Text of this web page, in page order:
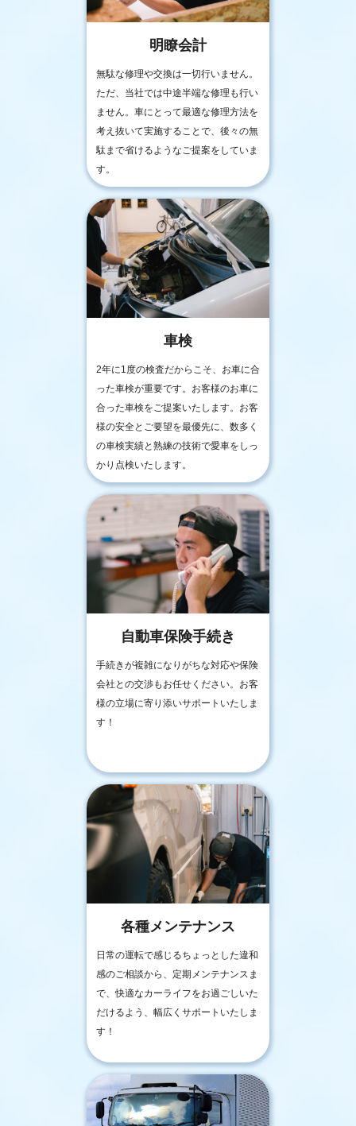
明瞭会計
無駄な修理や交換は一切行いません。
ただ、当社では中途半端な修理も行い
ません。車にとって最適な修理方法を
考え抜いて実施することで、後々の無
駄まで省けるようなご提案をしていま
す。
車検
2年に1度の検査だからこそ、お車に合
った車検が重要です。お客様のお車に
合った車検をご提案いたします。お客
様の安全とご要望を最優先に、数多く
の車検実績と熟練の技術で愛車をしっ
かり点検いたします。
自動車保険手続き
手続きが複雑になりがちな対応や保険
会社との交渉もお任せください。お客
様の立場に寄り添いサポートいたしま
す！
各種メンテナンス
日常の運転で感じるちょっとした違和
感のご相談から、定期メンテナンスま
で、快適なカーライフをお過ごしいた
だけるよう、幅広くサポートいたしま
す！